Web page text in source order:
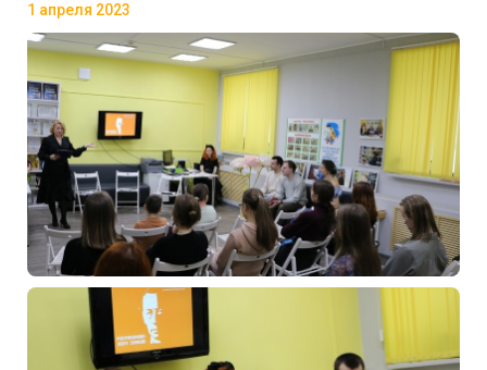
1 апреля 2023